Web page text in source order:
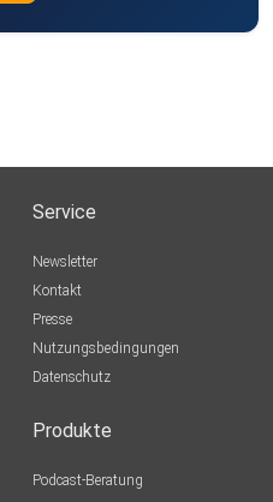
Service
Newsletter
Kontakt
Presse
Nutzungsbedingungen
Datenschutz
Produkte
Podcast-Beratung